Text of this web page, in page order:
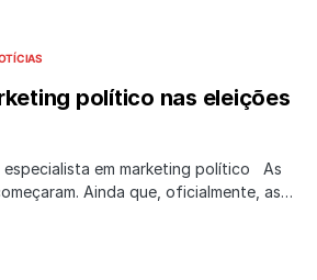
político nas eleições
especialista em marketing político As
Ainda que, oficialmente, as…